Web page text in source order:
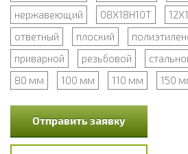
нержавеющий
08Х18Н10Т
ответный
плоский
приварной
резьбовой
80 мм
100 мм 110 мм 150
Отправить заявку